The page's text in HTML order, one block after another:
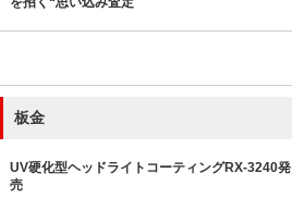
板金
UV硬化型ヘッドライトコーティングRX-3240発
売